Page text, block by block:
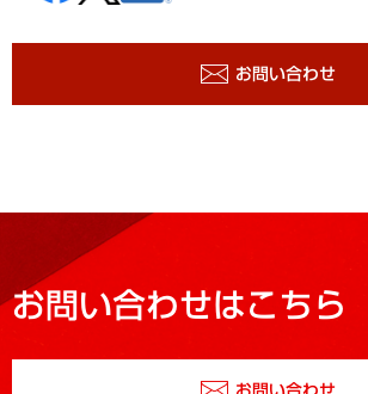
お問い合わせ
お問い合わせはこちら
お問い合わせ